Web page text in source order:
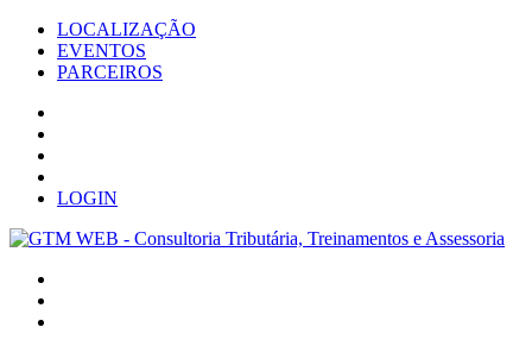
LOCALIZAÇÃO
EVENTOS
PARCEIROS
LOGIN